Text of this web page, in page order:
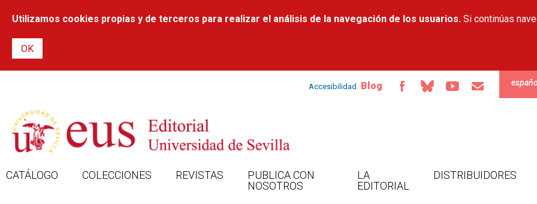
contenido
Utilizamos cookies propias y de terceros para realizar el análisis de la navegación de los usuarios. Si continúas
Accesibilidad Blog
CATÁLOGO COLECCIONES REVISTAS
PUBLICA CON
NOSOTROS
LA
EDITORIAL
DISTRIBUIDORES